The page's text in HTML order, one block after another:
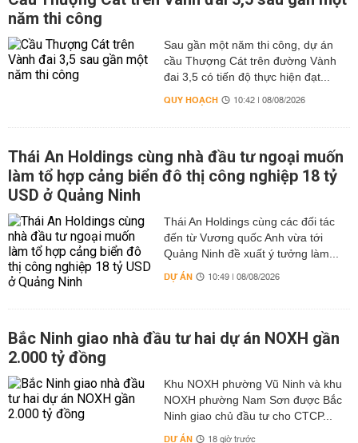
năm thi công
Sau gần một năm thi công, dự án
cầu Thượng Cát trên đường Vành
đai 3,5 có tiến độ thực hiện đạt...
QUY HOẠCH 10:42 | 08/08/2026
Thái An Holdings cùng nhà đầu tư ngoại muốn
làm tổ hợp cảng biển đô thị công nghiệp 18 tỷ
USD ở Quảng Ninh
Thái An Holdings cùng các đối tác
đến từ Vương quốc Anh vừa tới
Quảng Ninh đề xuất ý tưởng làm...
DỰ ÁN 10:49 | 08/08/2026
Bắc Ninh giao nhà đầu tư hai dự án NOXH gần
2.000 tỷ đồng
Khu NOXH phường Vũ Ninh và khu
NOXH phường Nam Sơn được Bắc
Ninh giao chủ đầu tư cho CTCP...